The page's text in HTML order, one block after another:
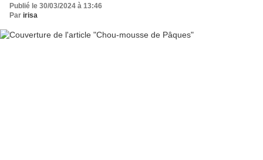
Publié le 30/03/2024 à 13:46
Par irisa